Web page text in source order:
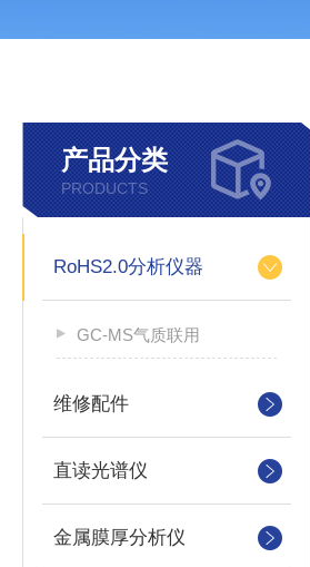
产品分类
PRODUCTS
RoHS2.0分析仪器
GC-MS气质联用
维修配件
直读光谱仪
金属膜厚分析仪